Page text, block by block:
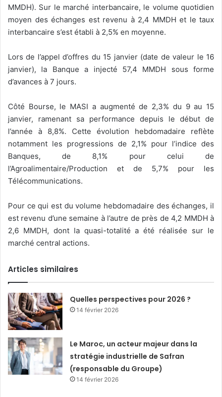
MMDH). Sur le marché interbancaire, le volume quotidien
moyen des échanges est revenu à 2,4 MMDH et le taux
interbancaire s’est établi à 2,5% en moyenne.
Lors de l’appel d’offres du 15 janvier (date de valeur le 16
janvier), la Banque a injecté 57,4 MMDH sous forme
d’avances à 7 jours.
Côté Bourse, le MASI a augmenté de 2,3% du 9 au 15
janvier, ramenant sa performance depuis le début de
l’année à 8,8%. Cette évolution hebdomadaire reflète
notamment les progressions de 2,1% pour l’indice des
Banques, de 8,1% pour celui de
l’Agroalimentaire/Production et de 5,7% pour les
Télécommunications.
Pour ce qui est du volume hebdomadaire des échanges, il
est revenu d’une semaine à l’autre de près de 4,2 MMDH à
2,6 MMDH, dont la quasi-totalité a été réalisée sur le
marché central actions.
Articles similaires
Quelles perspectives pour 2026 ?
14 février 2026
Le Maroc, un acteur majeur dans la
stratégie industrielle de Safran
(responsable du Groupe)
14 février 2026